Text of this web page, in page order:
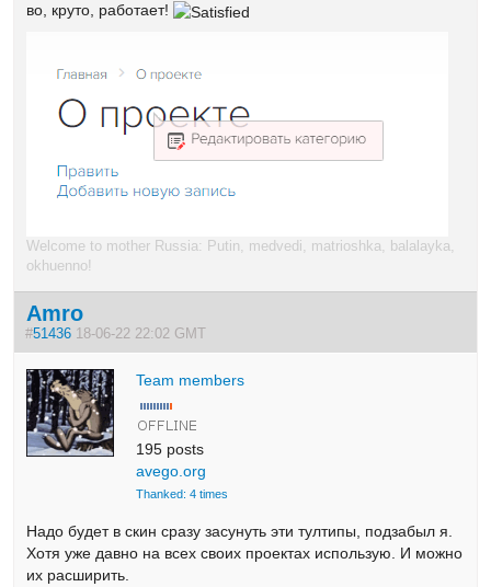
во, круто, работает!
Welcome to mother Russia: Putin, medvedi, matrioshka, balalayka,
okhuenno!
Amro
#51436 18-06-22 22:02 GMT
Team members
195 posts
avego.org
Thanked: 4 times
Надо будет в скин сразу засунуть эти тултипы, подзабыл я.
Хотя уже давно на всех своих проектах использую. И можно
их расширить.